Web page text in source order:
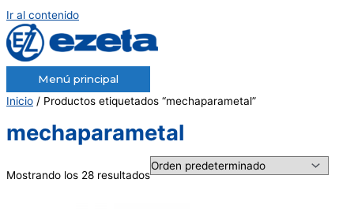
Ir al contenido
Menú principal
Inicio / Productos etiquetados “mechaparametal”
mechaparametal
Mostrando los 28 resultados